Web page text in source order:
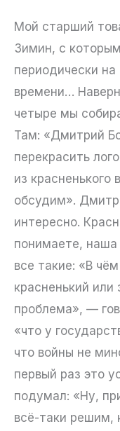
Мой старший
Зимин, с
периодически
времени…
четыре мы
Там: «Дмитрий
перекрасить
из красненького
обсудим».
интересно.
понимаете,
все такие: «В
красненький или
проблема», —
«что у
что войны не
первый раз это
подумал: «Ну,
всё-таки решим,